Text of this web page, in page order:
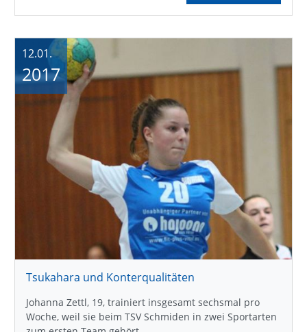
Tsukahara und Konterqualitäten
Johanna Zettl, 19, trainiert insgesamt sechsmal pro
Woche, weil sie beim TSV Schmiden in zwei Sportarten
12.01.
2017